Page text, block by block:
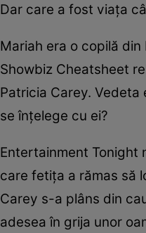
Dar care a fost viaţa
Mariah era o copilă
Showbiz Cheatsheet
Patricia Carey. Vedeta
se înţelege cu ei?
Entertainment Tonight
care fetiţa a rămas să
Carey s-a plâns din
adesea în grija unor